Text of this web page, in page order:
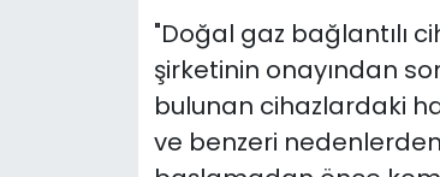
"Doğal gaz bağlantılı
şirketinin onayından
bulunan cihazlardaki
ve benzeri